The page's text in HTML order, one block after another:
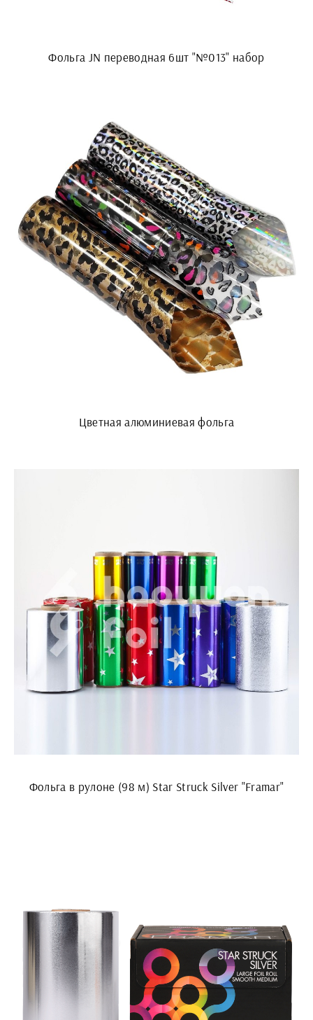
Фольга JN переводная 6шт "№013" набор
Цветная алюминиевая фольга
Фольга в рулоне (98 м) Star Struck Silver "Framar"